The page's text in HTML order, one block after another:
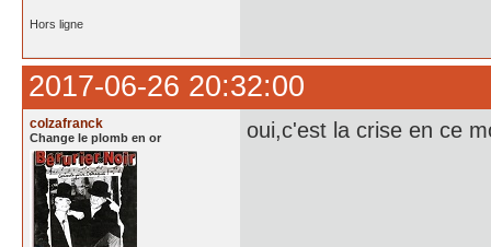
Hors ligne
2017-06-26 20:32:00
colzafranck
Change le plomb en or oui,c'est la crise en ce